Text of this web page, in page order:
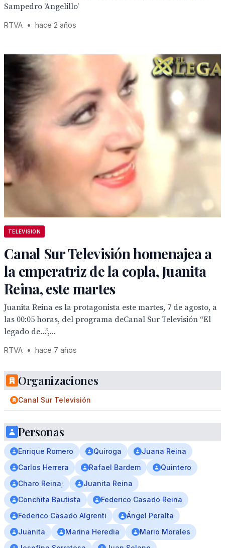
Sampedro 'Angelillo'
RTVA • hace 2 años
TELEVISION
Canal Sur Televisión homenajea a
la emperatriz de la copla, Juanita
Reina, este martes
Juanita Reina es la protagonista este martes, 7 de agosto, a
las 00:05 horas, del programa deCanal Sur Televisión “El
legado de...”,...
RTVA • hace 7 años
Organizaciones
Canal Sur Televisión
Personas
Enrique Romero Quiroga
Juana Reina
Carlos Herrera
Rafael Bardem
Quintero
Charo Reina;
Juanita Reina
Conchita Bautista
Federico Casado Reina
Federico Casado Algrenti
Ángel Peralta
Juanita
Marina Heredia
Mario Morales